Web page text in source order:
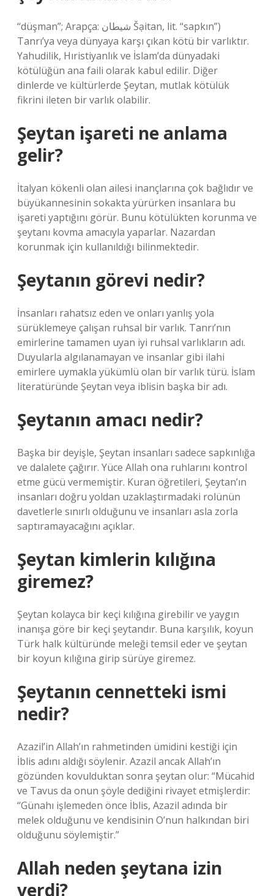
“düşman”; Arapça: شيطان Šạitan, lit. “sapkın”)
Tanrı’ya veya dünyaya karşı çıkan kötü bir varlıktır.
Yahudilik, Hıristiyanlık ve İslam’da dünyadaki
kötülüğün ana faili olarak kabul edilir. Diğer
dinlerde ve kültürlerde Şeytan, mutlak kötülük
fikrini ileten bir varlık olabilir.
Şeytan işareti ne anlama
gelir?
İtalyan kökenli olan ailesi inançlarına çok bağlıdır ve
büyükannesinin sokakta yürürken insanlara bu
işareti yaptığını görür. Bunu kötülükten korunma ve
şeytanı kovma amacıyla yaparlar. Nazardan
korunmak için kullanıldığı bilinmektedir.
Şeytanın görevi nedir?
İnsanları rahatsız eden ve onları yanlış yola
sürüklemeye çalışan ruhsal bir varlık. Tanrı’nın
emirlerine tamamen uyan iyi ruhsal varlıkların adı.
Duyularla algılanamayan ve insanlar gibi ilahi
emirlere uymakla yükümlü olan bir varlık türü. İslam
literatüründe Şeytan veya iblisin başka bir adı.
Şeytanın amacı nedir?
Başka bir deyişle, Şeytan insanları sadece sapkınlığa
ve dalalete çağırır. Yüce Allah ona ruhlarını kontrol
etme gücü vermemiştir. Kuran öğretileri, Şeytan’ın
insanları doğru yoldan uzaklaştırmadaki rolünün
davetlerle sınırlı olduğunu ve insanları asla zorla
saptıramayacağını açıklar.
Şeytan kimlerin kılığına
giremez?
Şeytan kolayca bir keçi kılığına girebilir ve yaygın
inanışa göre bir keçi şeytandır. Buna karşılık, koyun
Türk halk kültüründe meleği temsil eder ve şeytan
bir koyun kılığına girip sürüye giremez.
Şeytanın cennetteki ismi
nedir?
Azazil’in Allah’ın rahmetinden ümidini kestiği için
İblis adını aldığı söylenir. Azazil ancak Allah’ın
gözünden kovulduktan sonra şeytan olur: “Mücahid
ve Tavus da onun şöyle dediğini rivayet etmişlerdir:
“Günahı işlemeden önce İblis, Azazil adında bir
melek olduğunu ve kendisinin O’nun halkından biri
olduğunu söylemiştir.”
Allah neden şeytana izin
verdi?